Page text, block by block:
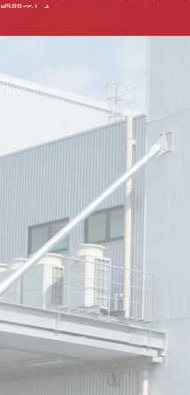
瞬間でした。
思い返せばいくつもの難局を迎えつ
ンを作るための設備・環境」「従業員
までリバティーフーズがやりたかった
私たちはセブン-イレブンのPB商品
に刻まれているリバティーフーズの
今後更に「リバティーフーズのパ
う、小さな気づきに真摯に向きあい
進を続けて参ります。より一層のご支